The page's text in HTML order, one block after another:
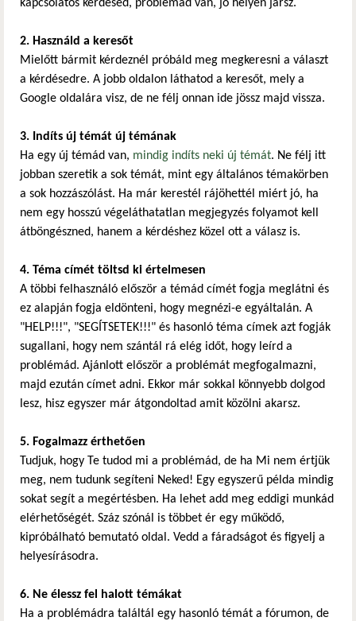
kapcsolatos kérdésed, problémád van, jó helyen jársz.
2. Használd a keresőt
Mielőtt bármit kérdeznél próbáld meg megkeresni a választ
a kérdésedre. A jobb oldalon láthatod a keresőt, mely a
Google oldalára visz, de ne félj onnan ide jössz majd vissza.
3. Indíts új témát új témának
Ha egy új témád van, mindig indíts neki új témát. Ne félj itt
jobban szeretik a sok témát, mint egy általános témakörben
a sok hozzászólást. Ha már kerestél rájöhettél miért jó, ha
nem egy hosszú végeláthatatlan megjegyzés folyamot kell
átböngészned, hanem a kérdéshez közel ott a válasz is.
4. Téma címét töltsd ki értelmesen
A többi felhasználó először a témád címét fogja meglátni és
ez alapján fogja eldönteni, hogy megnézi-e egyáltalán. A
"HELP!!!", "SEGÍTSETEK!!!" és hasonló téma címek azt fogják
sugallani, hogy nem szántál rá elég időt, hogy leírd a
problémád. Ajánlott először a problémát megfogalmazni,
majd ezután címet adni. Ekkor már sokkal könnyebb dolgod
lesz, hisz egyszer már átgondoltad amit közölni akarsz.
5. Fogalmazz érthetően
Tudjuk, hogy Te tudod mi a problémád, de ha Mi nem értjük
meg, nem tudunk segíteni Neked! Egy egyszerű példa mindig
sokat segít a megértésben. Ha lehet add meg eddigi munkád
elérhetőségét. Száz szónál is többet ér egy működő,
kipróbálható bemutató oldal. Vedd a fáradságot és figyelj a
helyesírásodra.
6. Ne élessz fel halott témákat
Ha a problémádra találtál egy hasonló témát a fórumon, de